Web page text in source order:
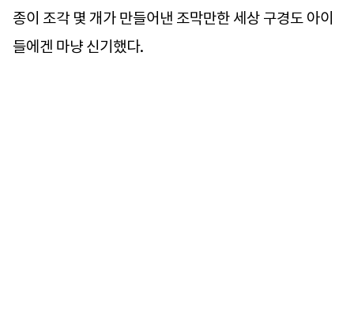
종이 조각 몇 개가 만들어낸 조막만한 세상 구경도 아이
들에겐 마냥 신기했다.